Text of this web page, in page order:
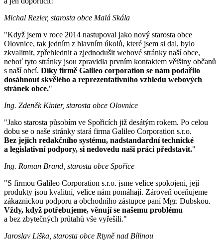
Michal Rezler, starosta obce Malá Skála
"Když jsem v roce 2014 nastupoval jako nový starosta obce
Olovnice, tak jedním z hlavním úkolů, které jsem si dal, bylo
zkvalitnit, zpřehlednit a zjednodušit webové stránky naší obce,
neboť tyto stránky jsou zpravidla prvním kontaktem většiny občanů
s naší obcí. Díky firmě Galileo corporation se nám podařilo
dosáhnout skvělého a reprezentativního vzhledu webových
stránek obce."
Ing. Zdeněk Kinter, starosta obce Olovnice
"Jako starosta působím ve Spořicích již desátým rokem. Po celou
dobu se o naše stránky stará firma Galileo Corporation s.r.o.
Bez jejich redakčního systému, nadstandardní technické
a legislativní podpory, si nedovedu naši práci představit."
Ing. Roman Brand, starosta obce Spořice
"S firmou Galileo Corporation s.r.o. jsme velice spokojeni, její
produkty jsou kvalitní, velice nám pomáhají. Zároveň oceňujeme
zákaznickou podporu a obchodního zástupce paní Mgr. Dubskou.
Vždy, když potřebujeme, věnují se našemu problému
a bez zbytečných průtahů vše vyřešili."
Jaroslav Liška, starosta obce Rtyně nad Bílinou